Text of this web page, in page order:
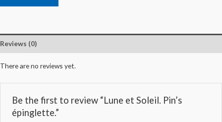
Reviews (0)
There are no reviews yet.
Be the first to review “Lune et Soleil. Pin’s
épinglette.”